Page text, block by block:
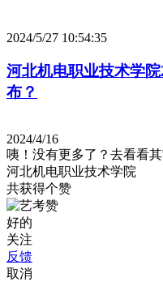
2024/5/27 10:54:35
河北机电职业技术学
布？
2024/4/16
咦！没有更多了？去看看
河北机电职业技术学院
共获得个赞
好的
关注
反馈
取消